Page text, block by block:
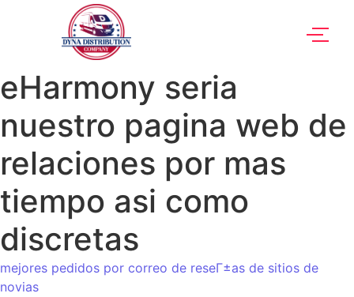
eHarmony seri­a
nuestro pagina web de
relaciones por mas
tiempo asi­ como
discretas
mejores pedidos por correo de reseГ±as de sitios de
novias